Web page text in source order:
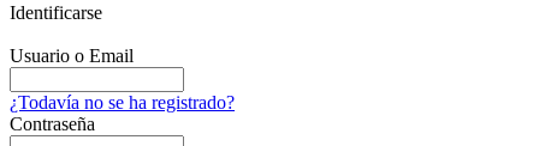
Identificarse
Usuario o Email
¿Todavía no se ha registrado?
Contraseña